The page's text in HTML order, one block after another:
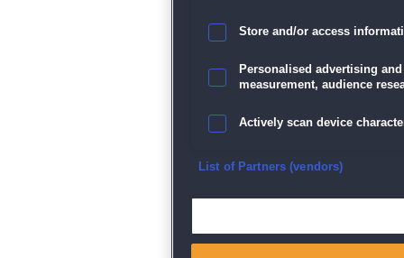
Store and/or access
Personalised advertising
measurement, audience
Actively scan device
Ensure security, prevent
List of Partners (vendors)